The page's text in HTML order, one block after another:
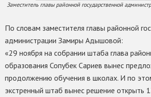
Заместитель главы районной государственной
По словам заместителя главы районной
администрации Замиры Адышовой:
«29 ноября на собрании штаба глава
образования Сопубек Сариев вынес
продолжению обучения в школах. И по
экстренный штаб вынес решение открыть